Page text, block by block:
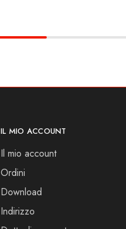
IL MIO ACCOUNT
Il mio account
Ordini
Download
Indirizzo